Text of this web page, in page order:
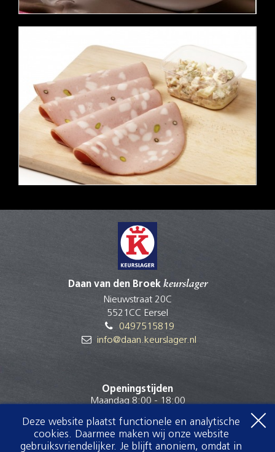
Daan van den Broekkeurslager
Nieuwstraat 20C
5521CC Eersel
0497515819
info@daan.keurslager.nl
Openingstijden
Maandag 8:00 - 18:00
Woensdag 8:00 - 18:00
Donderdag 8:00 - 18:00
Vrijdag 8:00 - 18:00
Deze website plaatst functionele en analytische
cookies. Daarmee maken wij onze website
gebruiksvriendelijker. Je blijft anoniem, omdat in